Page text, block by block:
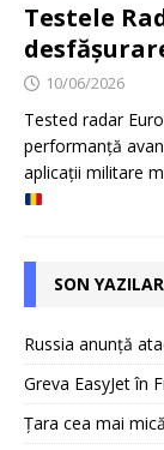
Testele
10/06/2026
Tested radar
performanță
aplicații militare
SON YAZILAR
Russia anunță
Greva EasyJet în
Țara cea mai